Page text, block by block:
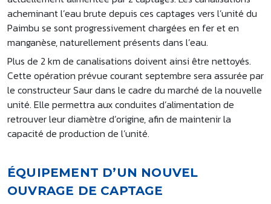
acheminant l’eau brute depuis ces captages vers l’unité du
Paimbu se sont progressivement chargées en fer et en
manganèse, naturellement présents dans l’eau.
Plus de 2 km de canalisations doivent ainsi être nettoyés.
Cette opération prévue courant septembre sera assurée par
le constructeur Saur dans le cadre du marché de la nouvelle
unité. Elle permettra aux conduites d’alimentation de
retrouver leur diamètre d’origine, afin de maintenir la
capacité de production de l’unité.
ÉQUIPEMENT D’UN NOUVEL
OUVRAGE DE CAPTAGE